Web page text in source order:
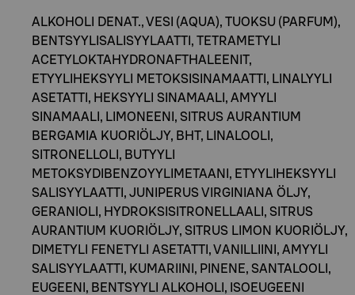
ALKOHOLI DENAT., VESI (AQUA), TUOKSU (PARFUM),
BENTSYYLISALISYYLAATTI, TETRAMETYLI
ACETYLOKTAHYDRONAFTHALEENIT,
ETYYLIHEKSYYLI METOKSISINAMAATTI, LINALYYLI
ASETATTI, HEKSYYLI SINAMAALI, AMYYLI
SINAMAALI, LIMONEENI, SITRUS AURANTIUM
BERGAMIA KUORIÖLJY, BHT, LINALOOLI,
SITRONELLOLI, BUTYYLI
METOKSYDIBENZOYYLIMETAANI, ETYYLIHEKSYYLI
SALISYYLAATTI, JUNIPERUS VIRGINIANA ÖLJY,
GERANIOLI, HYDROKSISITRONELLAALI, SITRUS
AURANTIUM KUORIÖLJY, SITRUS LIMON KUORIÖLJY,
DIMETYLI FENETYLI ASETATTI, VANILLIINI, AMYYLI
SALISYYLAATTI, KUMARIINI, PINENE, SANTALOOLI,
EUGEENI, BENTSYYLI ALKOHOLI, ISOEUGEENI